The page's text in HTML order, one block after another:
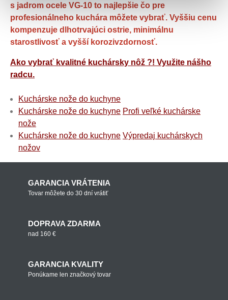
s jadrom ocele VG-10 to najlepšie čo pre
profesionálneho kuchára môžete vybrať. Vyššiu cenu
kompenzuje dlhotrvajúci ostrie, minimálnu
starostlivosť a vyšší korozivzdornosť.
Ako vybrať kvalitné kuchársky nôž ?! Využite nášho
radcu.
Kuchárske nože do kuchyne
Kuchárske nože do kuchyne Profi veľké kuchárske
nože
Kuchárske nože do kuchyne Výpredaj kuchárskych
nožov
GARANCIA VRÁTENIA
Tovar môžete do 30 dní vrátiť
DOPRAVA ZDARMA
nad 160 €
GARANCIA KVALITY
Ponúkame len značkový tovar